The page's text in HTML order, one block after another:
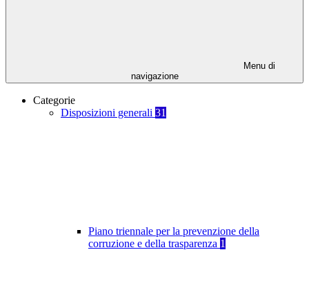
Menu di
navigazione
Categorie
Disposizioni generali 31
Piano triennale per la prevenzione della
corruzione e della trasparenza 1